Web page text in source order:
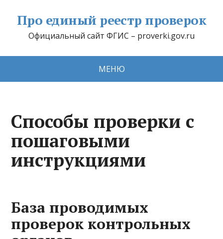
Про единый реестр проверок
Официальный сайт ФГИС – proverki.gov.ru
МЕНЮ
Способы проверки с
пошаговыми
инструкциями
База проводимых
проверок контрольных